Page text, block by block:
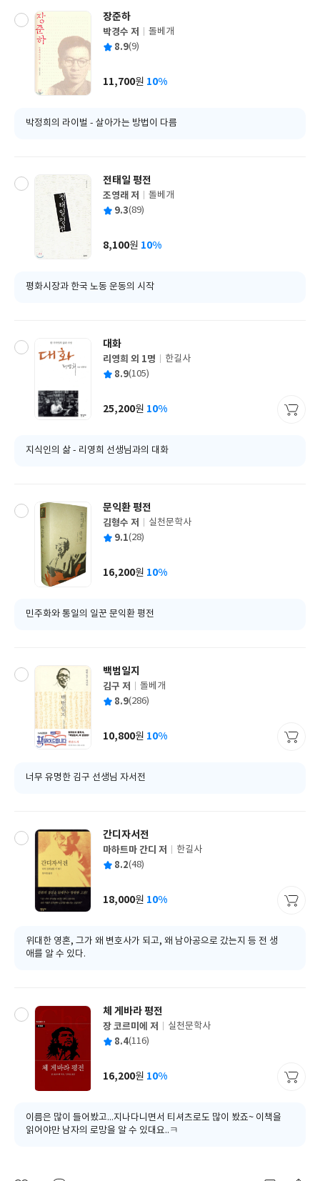
장준하
글
쓴
박경수 저
출
사
돌베개
평 8.9(9)
가
11,700원 10%
박정희의 라이벌 - 살아가는 방법이 다름
전태일 평전
글
쓴
조영래 저
출
사
돌베개
평 9.3(89)
가
8,100원 10%
평화시장과 한국 노동 운동의 시작
대화
글
쓴
리영희 외 1명
출
사
한길사
평 8.9(105)
가
25,200원 10%
지식인의 삶 - 리영희 선생님과의 대화
문익환 평전
글
쓴
김형수 저
출
사
실천문학사
평 9.1(28)
가
16,200원 10%
민주화와 통일의 일꾼 문익환 평전
백범일지
글
쓴
김구 저
출
사
돌베개
평 8.9(286)
가
10,800원 10%
너무 유명한 김구 선생님 자서전
간디자서전
글
쓴
마하트마 간디 저
출
사
한길사
평 8.2(48)
가
18,000원 10%
위대한 영혼, 그가 왜 변호사가 되고, 왜 남아공으로 갔는지 등 전 생
애를 알 수 있다.
체 게바라 평전
글
쓴
장 코르미에 저
출
사
실천문학사
평 8.4(116)
가
16,200원 10%
이름은 많이 들어봤고...지나다니면서 티셔츠로도 많이 봤죠~ 이책을
읽어야만 남자의 로망을 알 수 있대요..ㅋ